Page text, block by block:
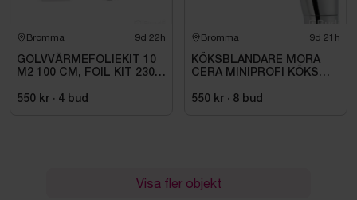
Bromma 9d 22h
GOLVVÄRMEFOLIEKIT 10
M2 100 CM, FOIL KIT 230
550 kr · 4 bud
Bromma 9d 21h
KÖKSBLANDARE MORA
CERA MINIPROFI KÖKS
242301
550 kr · 8 bud
Visa fler objekt